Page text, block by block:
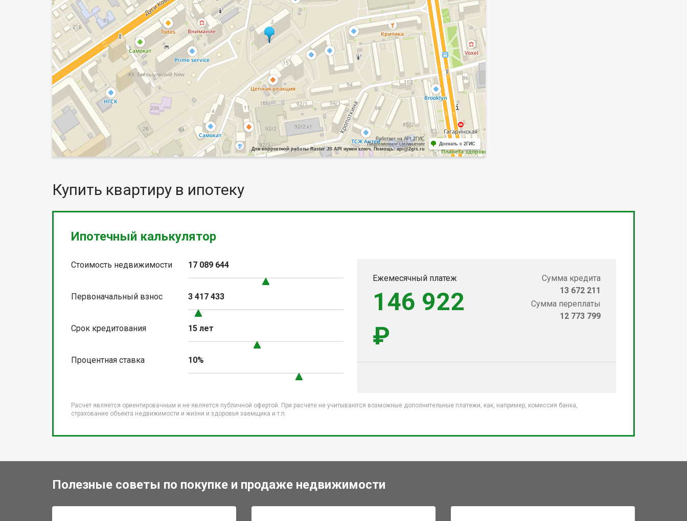
Работает на API 2ГИС
Лицензионное соглашение
Для корректной работы Raster JS API нужен ключ. Помощь: api@2gis.ru
Доехать с 2ГИС
Купить квартиру в ипотеку
Ипотечный калькулятор
Стоимость недвижимости 17 089 644
Первоначальный взнос 3 417 433
Срок кредитования 15 лет
Процентная ставка 10%
Ежемесячный платеж
146 922
₽
Сумма кредита
13 672 211
Сумма переплаты
12 773 799
Расчет является ориентировачным и не является публичной офертой. При расчете не учитываются возможные дополнительные платежи, как, например, комиссия банка,
страхование объекта недвижимости и жизни и здоровья заемщика и т.п.
Полезные советы по покупке и продаже недвижимости